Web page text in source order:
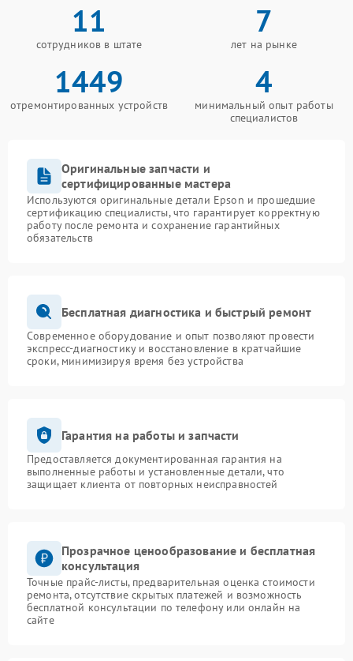
11
сотрудников в штате
7
лет на рынке
1449
отремонтированных устройств
4
минимальный опыт работы
специалистов
Оригинальные запчасти и
сертифицированные мастера
Используются оригинальные детали Epson и прошедшие
сертификацию специалисты, что гарантирует корректную
работу после ремонта и сохранение гарантийных
обязательств
Бесплатная диагностика и быстрый ремонт
Современное оборудование и опыт позволяют провести
экспресс-диагностику и восстановление в кратчайшие
сроки, минимизируя время без устройства
Гарантия на работы и запчасти
Предоставляется документированная гарантия на
выполненные работы и установленные детали, что
защищает клиента от повторных неисправностей
Прозрачное ценообразование и бесплатная
консультация
Точные прайс-листы, предварительная оценка стоимости
ремонта, отсутствие скрытых платежей и возможность
бесплатной консультации по телефону или онлайн на
сайте